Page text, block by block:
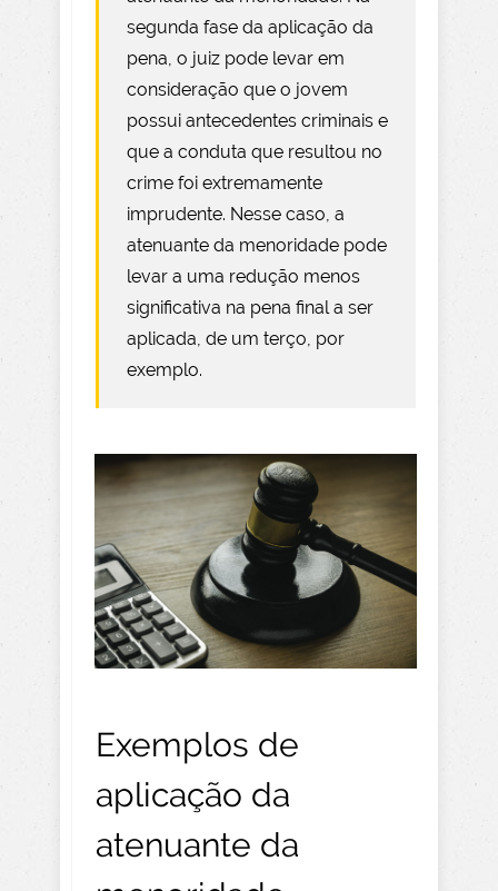
segunda fase da aplicação da
pena, o juiz pode levar em
consideração que o jovem
possui antecedentes criminais e
que a conduta que resultou no
crime foi extremamente
imprudente. Nesse caso, a
atenuante da menoridade pode
levar a uma redução menos
significativa na pena final a ser
aplicada, de um terço, por
exemplo.
Exemplos de
aplicação da
atenuante da